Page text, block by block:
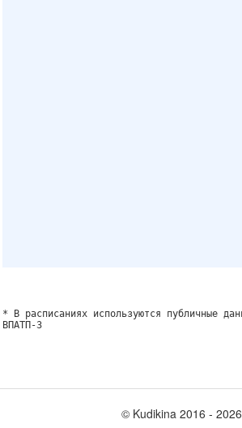
* В расписаниях используются публичные
ВПАТП-3
© Kudikina 2016 ‐ 2026